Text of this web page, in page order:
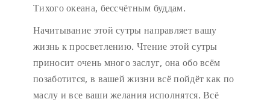
Тихого океана, бессчётным буддам.
Начитывание этой сутры направляет вашу
жизнь к просветлению. Чтение этой сутры
приносит очень много заслуг, она обо всём
позаботится, в вашей жизни всё пойдёт как по
маслу и все ваши желания исполнятся. Всё